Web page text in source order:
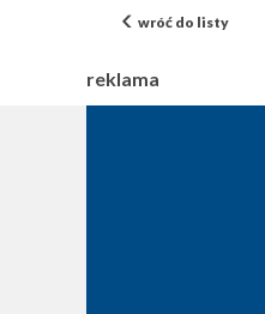
wróć do listy
reklama